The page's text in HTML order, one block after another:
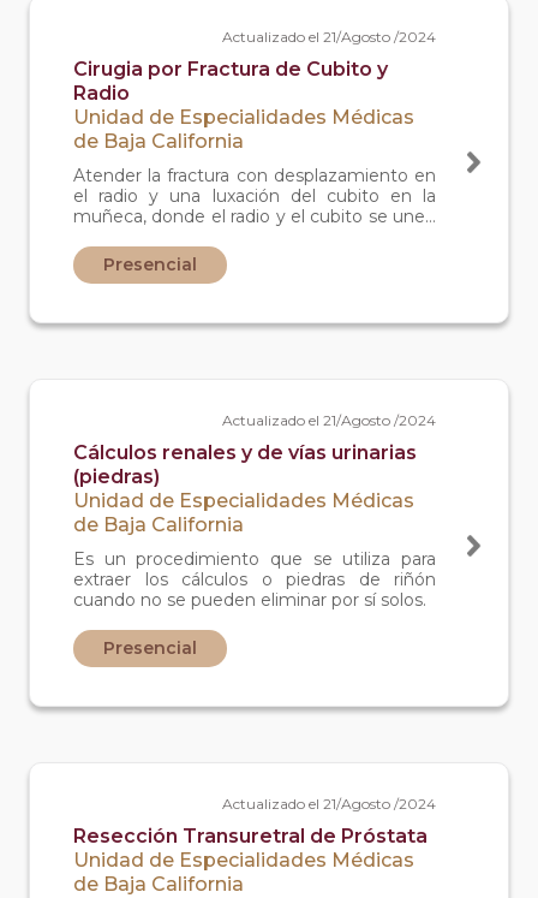
Actualizado el 21/Agosto /2024
Cirugia por Fractura de Cubito y
Radio
Unidad de Especialidades Médicas
de Baja California
Atender la fractura con desplazamiento en
el radio y una luxación del cubito en la
muñeca, donde el radio y el cubito se unen
Presencial
Actualizado el 21/Agosto /2024
Cálculos renales y de vías urinarias
(piedras)
Unidad de Especialidades Médicas
de Baja California
Es un procedimiento que se utiliza para
extraer los cálculos o piedras de riñón
cuando no se pueden eliminar por sí solos.
Presencial
Actualizado el 21/Agosto /2024
Resección Transuretral de Próstata
Unidad de Especialidades Médicas
de Baja California